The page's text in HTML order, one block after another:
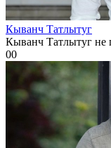
Кыванч Татлытуг
Кыванч Татлытуг не
00